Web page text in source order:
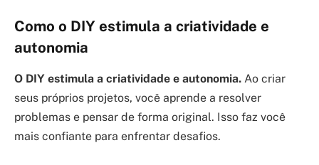
Como o DIY estimula a criatividade e
autonomia
O DIY estimula a criatividade e autonomia. Ao criar
seus próprios projetos, você aprende a resolver
problemas e pensar de forma original. Isso faz você
mais confiante para enfrentar desafios.